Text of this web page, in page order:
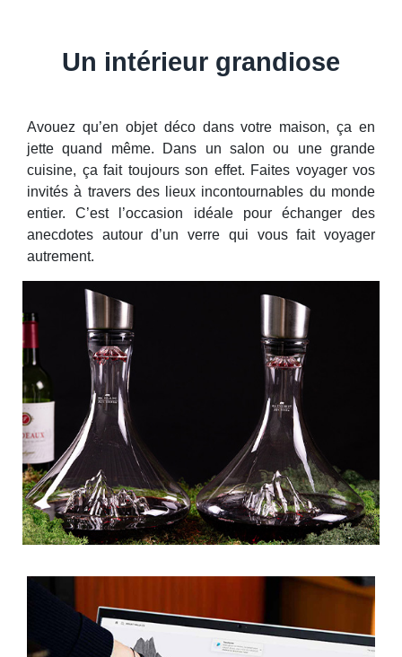
Un intérieur grandiose
Avouez qu’en objet déco dans votre maison, ça en
jette quand même. Dans un salon ou une grande
cuisine, ça fait toujours son effet. Faites voyager vos
invités à travers des lieux incontournables du monde
entier. C’est l’occasion idéale pour échanger des
anecdotes autour d’un verre qui vous fait voyager
autrement.